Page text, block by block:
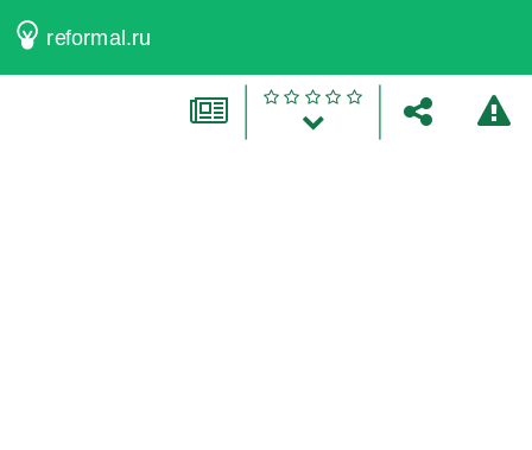
reformal.ru